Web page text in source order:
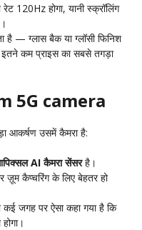
120Hz होगा, यानी स्क्रॉलिंग
है — ग्लास बैक या ग्लॉसी फिनिश
इतने कम प्राइस का सबसे तगड़ा
5G camera
आकर्षण उसमें कैमरा है:
AI कैमरा सेंसरहै।
ज़ूम कैप्चरिंग के लिए बेहतर हो
जगह पर ऐसा कहा गया है कि